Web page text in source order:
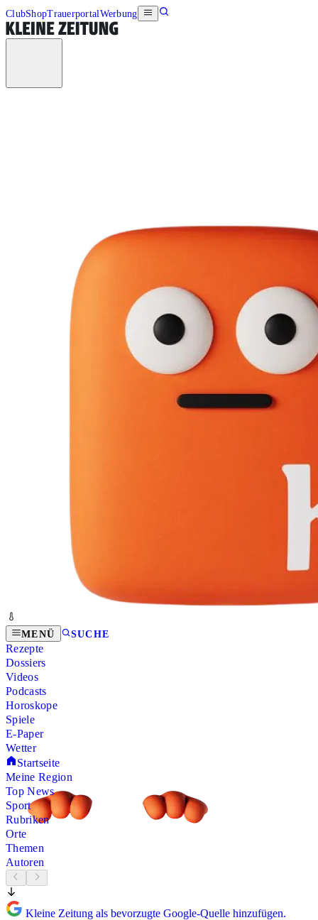
ClubShopTrauerportalWerbung
MENÜ SUCHE
Rezepte
Dossiers
Videos
Podcasts
Horoskope
Spiele
E-Paper
Wetter
Startseite
Meine Region
Top News
Sport
Rubriken
Orte
Themen
Autoren
Kleine Zeitung als bevorzugte Google-Quelle hinzufügen.